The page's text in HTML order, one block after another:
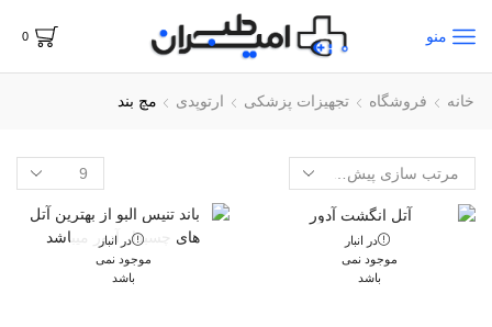
منو 0
خانه فروشگاه تجهیزات پزشکی ارتوپدی مچ بند
در انبار
موجود نمی
باشد
در انبار
موجود نمی
باشد